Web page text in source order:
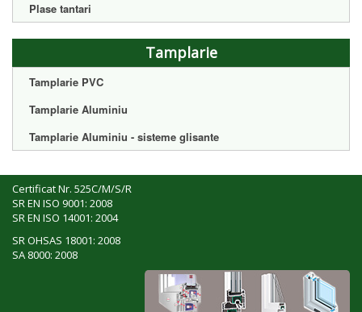
Plase tantari
Tamplarie
Tamplarie PVC
Tamplarie Aluminiu
Tamplarie Aluminiu - sisteme glisante
Certificat Nr. 525C/M/S/R
SR EN ISO 9001: 2008
SR EN ISO 14001: 2004
SR OHSAS 18001: 2008
SA 8000: 2008